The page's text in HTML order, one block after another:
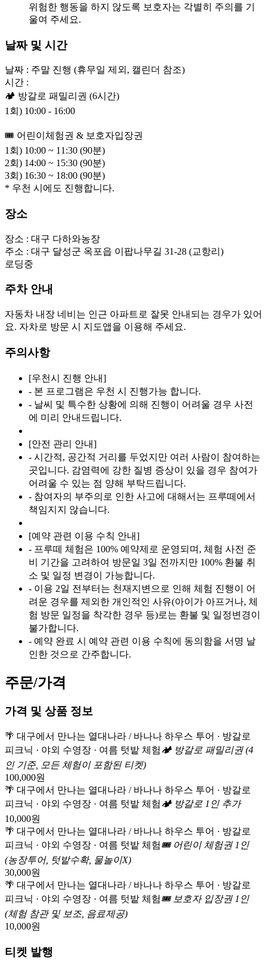
위험한 행동을 하지 않도록 보호자는 각별히 주의를 기
울여 주세요.
날짜 및 시간
날짜 : 주말 진행 (휴무일 제외, 캘린더 참조)
시간 :
🏕️ 방갈로 패밀리권 (6시간)
1회) 10:00 - 16:00
🎟️ 어린이체험권 & 보호자입장권
1회) 10:00 ~ 11:30 (90분)
2회) 14:00 ~ 15:30 (90분)
3회) 16:30 ~ 18:00 (90분)
* 우천 시에도 진행합니다.
장소
장소 : 대구 다하와농장
주소 : 대구 달성군 옥포읍 이팝나무길 31-28 (교항리)
로딩중
주차 안내
자동차 내장 네비는 인근 아파트로 잘못 안내되는 경우가 있어
요. 자차로 방문 시 지도앱을 이용해 주세요.
주의사항
[우천시 진행 안내]
- 본 프로그램은 우천 시 진행가능 합니다.
- 날씨 및 특수한 상황에 의해 진행이 어려울 경우 사전
에 미리 안내드립니다.
[안전 관리 안내]
- 시간적, 공간적 거리를 두었지만 여러 사람이 참여하는
곳입니다. 감염력에 강한 질병 증상이 있을 경우 참여가
어려울 수 있는 점 양해 부탁드립니다.
- 참여자의 부주의로 인한 사고에 대해서는 프루떼에서
책임지지 않습니다.
[예약 관련 이용 수칙 안내]
- 프루떼 체험은 100% 예약제로 운영되며, 체험 사전 준
비 기간을 고려하여 방문일 3일 전까지만 100% 환불 취
소 및 일정 변경이 가능합니다.
- 이용 2일 전부터는 천재지변으로 인해 체험 진행이 어
려운 경우를 제외한 개인적인 사유(아이가 아프거나, 체
험 방문 일정을 착각한 경우 등)로는 환불 및 일정변경이
불가합니다.
- 예약 완료 시 예약 관련 이용 수칙에 동의함을 서명 날
인한 것으로 간주합니다.
주문/가격
가격 및 상품 정보
🌴 대구에서 만나는 열대나라 / 바나나 하우스 투어 · 방갈로
피크닉 · 야외 수영장 · 여름 텃밭 체험 🏕️ 방갈로 패밀리권 (4
인 기준, 모든 체험이 포함된 티켓)
100,000원
🌴 대구에서 만나는 열대나라 / 바나나 하우스 투어 · 방갈로
피크닉 · 야외 수영장 · 여름 텃밭 체험 🏕️ 방갈로 1인 추가
10,000원
🌴 대구에서 만나는 열대나라 / 바나나 하우스 투어 · 방갈로
피크닉 · 야외 수영장 · 여름 텃밭 체험🎟️ 어린이 체험권 1인
(농장투어, 텃밭수확, 물놀이X)
30,000원
🌴 대구에서 만나는 열대나라 / 바나나 하우스 투어 · 방갈로
피크닉 · 야외 수영장 · 여름 텃밭 체험🎟️ 보호자 입장권 1인
(체험 참관 및 보조, 음료제공)
10,000원
티켓 발행